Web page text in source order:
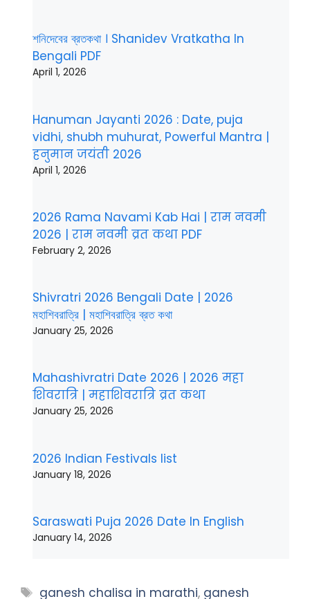
শনিদেবের ব্রতকথা । Shanidev Vratkatha In
Bengali PDF
April 1, 2026
Hanuman Jayanti 2026 : Date, puja
vidhi, shubh muhurat, Powerful Mantra |
हनुमान जयंती 2026
April 1, 2026
2026 Rama Navami Kab Hai | राम नवमी
2026 | राम नवमी व्रत कथा PDF
February 2, 2026
Shivratri 2026 Bengali Date | 2026
মহাশিবরাত্রি | মহাশিবরাত্রি ব্রত কথা
January 25, 2026
Mahashivratri Date 2026 | 2026 महा
शिवरात्रि | महाशिवरात्रि व्रत कथा
January 25, 2026
2026 Indian Festivals list
January 18, 2026
Saraswati Puja 2026 Date In English
January 14, 2026
Tags
ganesh chalisa in marathi, ganesh